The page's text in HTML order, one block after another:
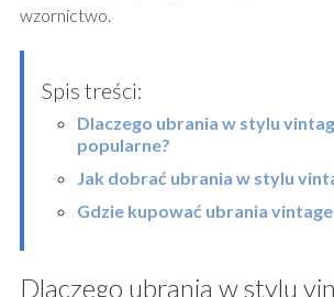
wzornictwo.
Spis treści:
Dlaczego ubrania w stylu
popularne?
Jak dobrać ubrania w stylu
Gdzie kupować ubrania
Dlaczego ubrania w stylu